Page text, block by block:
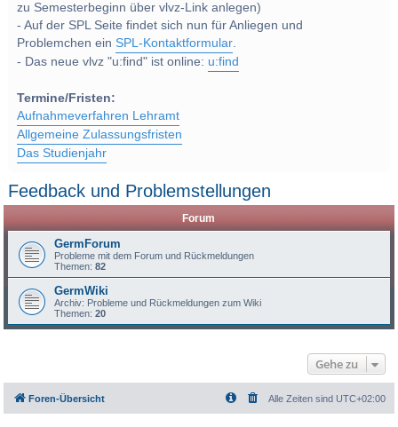
zu Semesterbeginn über vlvz-Link anlegen)
- Auf der SPL Seite findet sich nun für Anliegen und
Problemchen einSPL-Kontaktformular.
- Das neue vlvz "u:find" ist online: u:find
Termine/Fristen:
Aufnahmeverfahren Lehramt
Allgemeine Zulassungsfristen
Das Studienjahr
Feedback und Problemstellungen
Forum
GermForum
Probleme mit dem Forum und Rückmeldungen
Themen:82
GermWiki
Archiv: Probleme und Rückmeldungen zum Wiki
Themen:20
Gehe zu
Foren-Übersicht Alle Zeiten sind UTC+02:00